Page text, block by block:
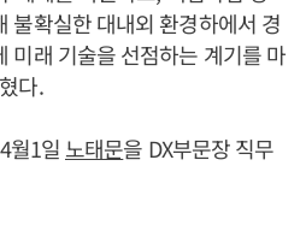
불확실한 대내외 환경하에서 경
미래 기술을 선점하는 계기를 마
다.
월1일 노태문을 DX부문장 직무